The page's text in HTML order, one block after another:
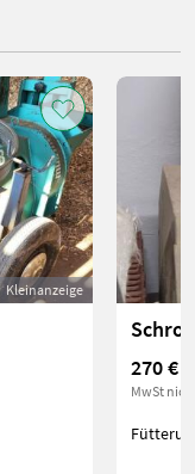
Kleinanzeige
270 €
MwSt